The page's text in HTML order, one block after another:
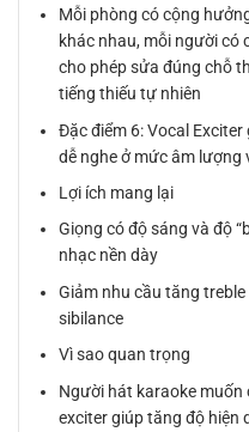
Mỗi phòng có cộng
khác nhau, mỗi người có
cho phép sửa đúng chỗ
tiếng thiếu tự nhiên
Đặc điểm 6: Vocal
dễ nghe ở mức âm lượng
Lợi ích mang lại
Giọng có độ sáng và độ
nhạc nền dày
Giảm nhu cầu tăng
sibilance
Vì sao quan trọng
Người hát karaoke muốn
exciter giúp tăng độ hiện